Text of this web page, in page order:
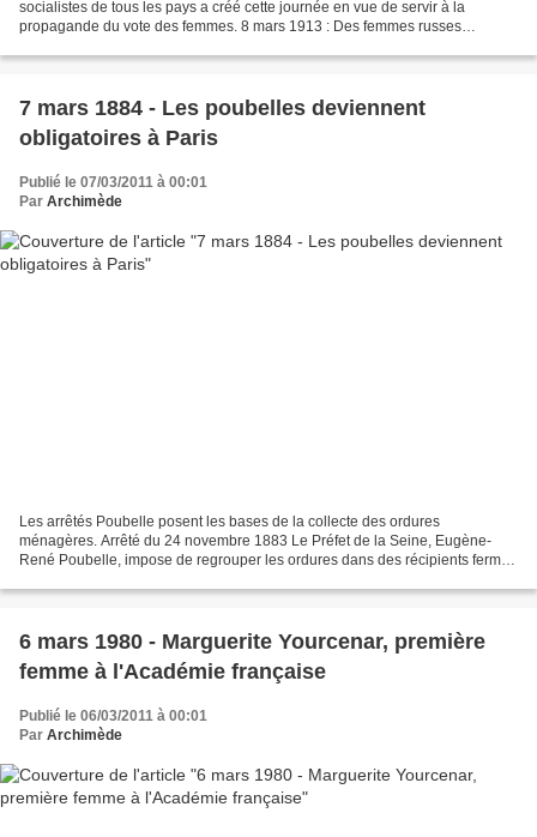
socialistes de tous les pays a créé cette journée en vue de servir à la
propagande du vote des femmes. 8 mars 1913 : Des femmes russes
7 mars 1884 - Les poubelles deviennent
obligatoires à Paris
Publié le 07/03/2011 à 00:01
Par Archimède
Les arrêtés Poubelle posent les bases de la collecte des ordures
ménagères. Arrêté du 24 novembre 1883 Le Préfet de la Seine, Eugène-
René Poubelle, impose de regrouper les ordures dans des récipients fermés
6 mars 1980 - Marguerite Yourcenar, première
femme à l'Académie française
Publié le 06/03/2011 à 00:01
Par Archimède